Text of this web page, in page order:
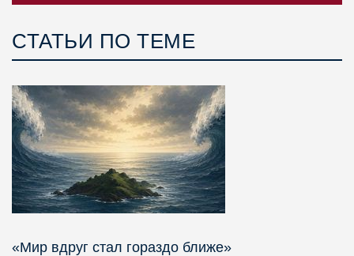
СТАТЬИ ПО ТЕМЕ
«Мир вдруг стал гораздо ближе»